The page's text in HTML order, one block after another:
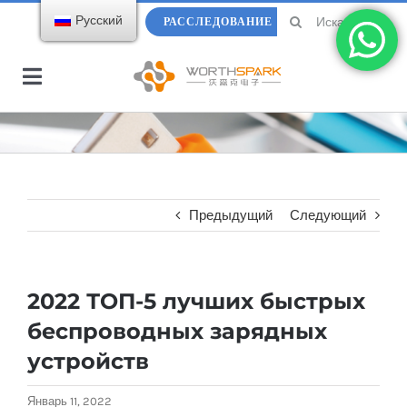
РАССЛЕДОВАНИЕ Ищи:
Переключить
навигацию
Дом
Беспроводная зарядка
Power bank
О компании WorthSpark
Блоги
Предыдущий Следующий
2022 ТОП-5 лучших быстрых
беспроводных зарядных
устройств
Январь 11, 2022
Русский